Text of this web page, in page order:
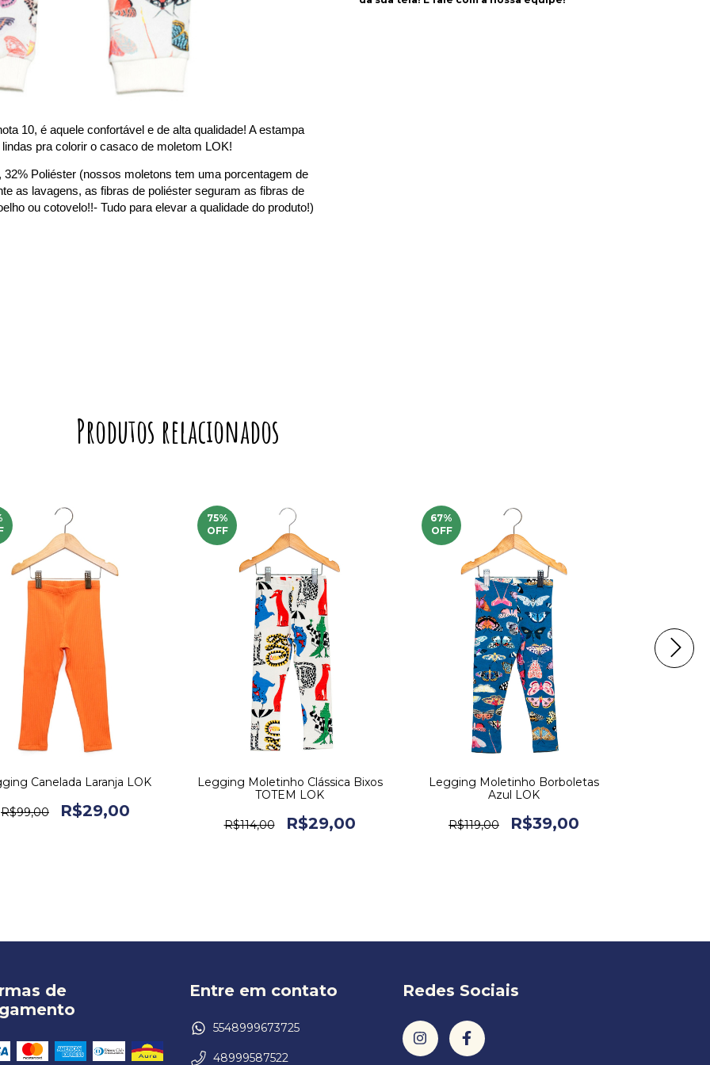
10, é aquele confortável e de alta qualidade! A estampa
pra colorir o casaco de moletom LOK!
Poliéster (nossos moletons tem uma porcentagem de
as lavagens, as fibras de poliéster seguram as fibras de
ou cotovelo!!- Tudo para elevar a qualidade do produto!)
Produtos relacionados
Canelada Laranja LOK
R$99,00 R$29,00
75%
OFF
Legging Moletinho Clássica Bixos
TOTEM LOK
R$114,00 R$29,00
67%
OFF
Legging Moletinho Borboletas
Azul LOK
R$119,00 R$39,00
de
Entre em contato
5548999673725
48999587522
Redes Sociais